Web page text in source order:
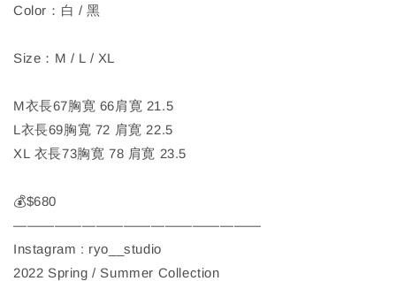
Color：白 / 黑
Size：M / L / XL
M衣長67胸寛 66肩寛 21.5
L衣長69胸寬 72 肩寛 22.5
XL 衣長73胸寛 78 肩寛 23.5
💰$680
——————————————————
Instagram : ryo__studio
2022 Spring / Summer Collection